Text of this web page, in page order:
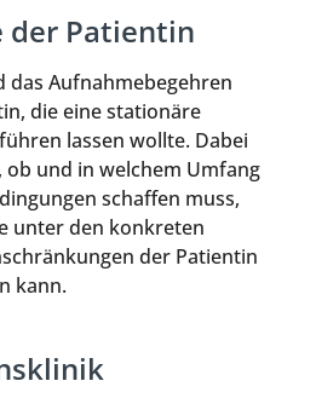
der Patientin
Aufnahmebegehren
die eine stationäre
lassen wollte. Dabei
ob und in welchem Umfang
schaffen muss,
unter den konkreten
der Patientin
kann.